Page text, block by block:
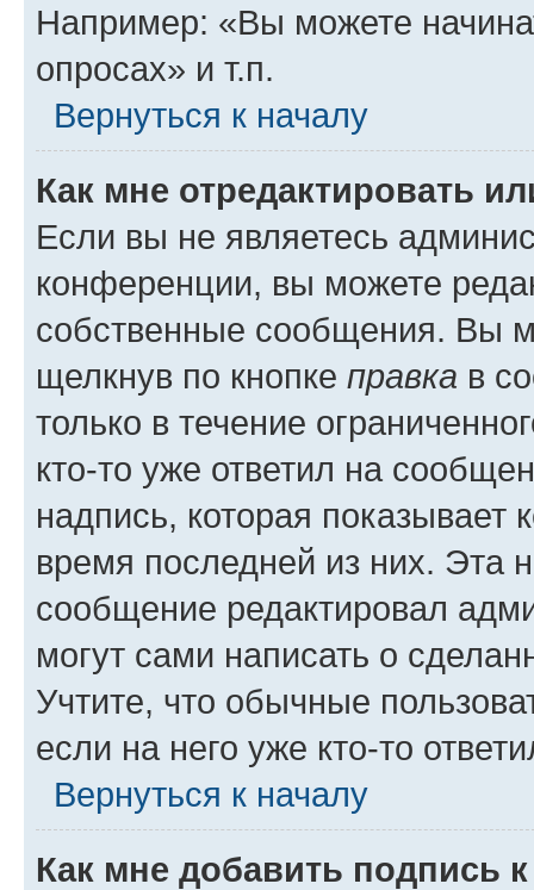
Например: «Вы можете
опросах» и т.п.
Вернуться к началу
Как мне отредактировать
Если вы не являетесь
конференции, вы можете
собственные сообщения. Вы
щелкнув по кнопке правка в
только в течение
кто-то уже ответил на
надпись, которая показывает
время последней из них. Эта
сообщение редактировал
могут сами написать о
Учтите, что обычные
если на него уже кто-то
Вернуться к началу
Как мне добавить подпись